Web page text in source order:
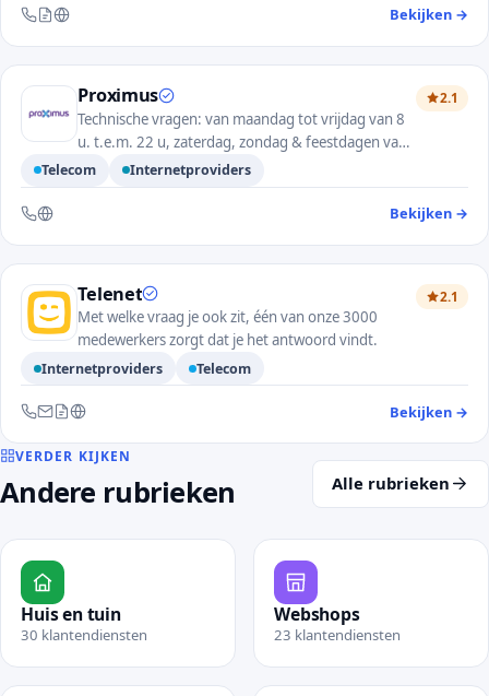
Bereikbaar via telefoon, contactformulier en website Bekijken →
Proximus
Technische vragen: van maandag tot vrijdag van 8
u. t.e.m. 22 u, zaterdag, zondag & feestdagen van
9 u t.e.m. 22 u.
2.1
Telecom Internetproviders
Bereikbaar via telefoon en website Bekijken →
Telenet
Met welke vraag je ook zit, één van onze 3000
medewerkers zorgt dat je het antwoord vindt.
2.1
Internetproviders Telecom
Bereikbaar via telefoon, e-mail, contactformulier en websiteBekijken →
VERDER KIJKEN
Andere rubrieken Alle rubrieken
Huis en tuin
30 klantendiensten
Bekijk rubriek Huis en tuin
Webshops
23 klantendiensten
Bekijk rubriek Webshops